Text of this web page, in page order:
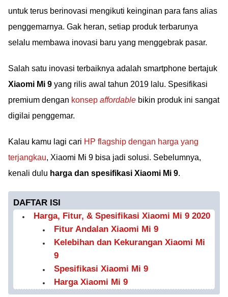
untuk terus berinovasi mengikuti keinginan para fans alias
penggemarnya. Gak heran, setiap produk terbarunya
selalu membawa inovasi baru yang menggebrak pasar.
Salah satu inovasi terbaiknya adalah smartphone bertajuk
Xiaomi Mi 9 yang rilis awal tahun 2019 lalu. Spesifikasi
premium dengan konsep affordable bikin produk ini sangat
digilai penggemar.
Kalau kamu lagi cari HP flagship dengan harga yang
terjangkau, Xiaomi Mi 9 bisa jadi solusi. Sebelumnya,
kenali dulu harga dan spesifikasi Xiaomi Mi 9.
DAFTAR ISI
Harga, Fitur, & Spesifikasi Xiaomi Mi 9 2020
Fitur Andalan Xiaomi Mi 9
Kelebihan dan Kekurangan Xiaomi Mi
9
Spesifikasi Xiaomi Mi 9
Harga Xiaomi Mi 9